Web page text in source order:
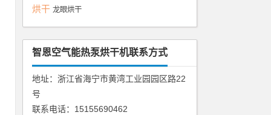
烘干 龙眼烘干
智恩空气能热泵烘干机联系方式
地址：浙江省海宁市黄湾工业园园区路22
号
联系电话：15155690462